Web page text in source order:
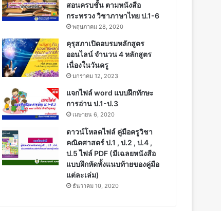
สอนครบชั้น ตามหนังสือ
กระทรวง วิชาภาษาไทย ป.1-6
พฤษภาคม 28, 2020
คุรุสภาเปิดอบรมหลักสูตร
ออนไลน์ จำนวน 4 หลักสูตร
เนื่องในวันครู
มกราคม 12, 2023
แจกไฟล์ word แบบฝึกทักษะ
การอ่าน ป.1-ป.3
เมษายน 6, 2020
ดาวน์โหลดไฟล์ คู่มือครูวิชา
คณิตศาสตร์ ป.1 , ป.2 , ป.4 ,
ป.5 ไฟล์ PDF (มีเฉลยหนังสือ
แบบฝึกหัดทั้งแนบท้ายของคู่มือ
แต่ละเล่ม)
ธันวาคม 10, 2020